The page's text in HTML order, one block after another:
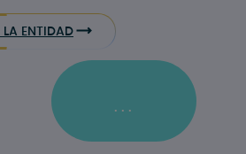
LA ENTIDAD
...